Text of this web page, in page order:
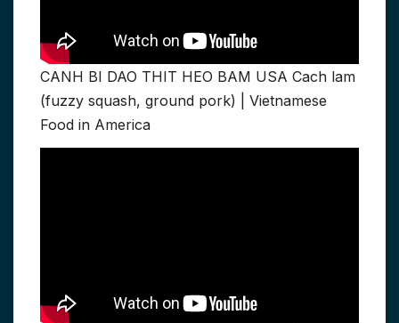
CANH BI DAO THIT HEO BAM USA Cach lam
(fuzzy squash, ground pork) | Vietnamese
Food in America